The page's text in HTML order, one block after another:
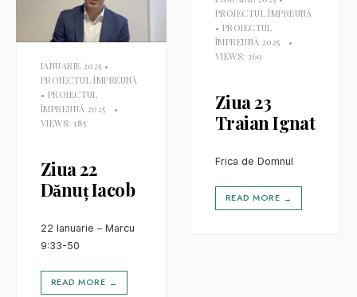
PROIECTUL ÎMPREUNĂ
• PROIECTUL
ÎMPREUNĂ 2025
•
VIEWS: 369
Ziua 23
Traian Ignat
Frica de Domnul
READ MORE →
IANUARIE 2025 •
PROIECTUL ÎMPREUNĂ
• PROIECTUL
ÎMPREUNĂ 2025
•
VIEWS: 185
Ziua 22
Dănuț Iacob
22 Ianuarie – Marcu
9:33-50
READ MORE →